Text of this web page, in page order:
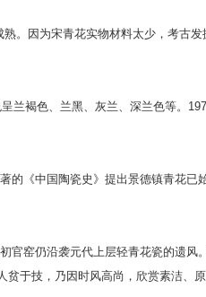
。因为宋青花实物材料太少，考古
兰褐色、兰黑、灰兰、深兰色等。
《中国陶瓷史》提出景德镇青花
官窑仍沿袭元代上层轻青花瓷的遗
于技，乃因时风高尚，欣赏素洁、原